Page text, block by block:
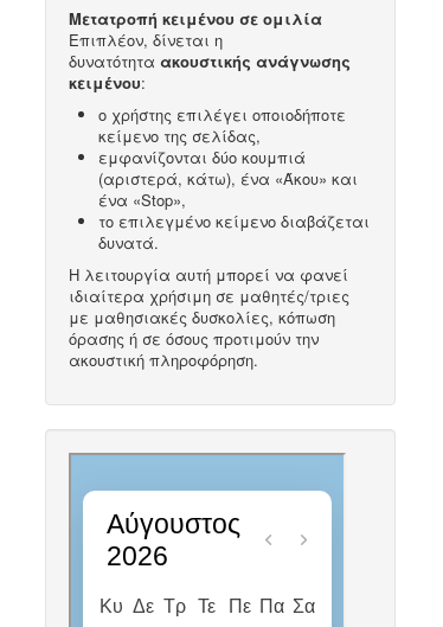
Μετατροπή κειμένου σε ομιλία
Επιπλέον, δίνεται η
δυνατότηταακουστικής ανάγνωσης
κειμένου:
ο χρήστης επιλέγει οποιοδήποτε
κείμενο της σελίδας,
εμφανίζονται δύο κουμπιά
(αριστερά, κάτω), ένα «Άκου» και
ένα «Stop»,
το επιλεγμένο κείμενο διαβάζεται
δυνατά.
Η λειτουργία αυτή μπορεί να φανεί
ιδιαίτερα χρήσιμη σε μαθητές/τριες
με μαθησιακές δυσκολίες, κόπωση
όρασης ή σε όσους προτιμούν την
ακουστική πληροφόρηση.